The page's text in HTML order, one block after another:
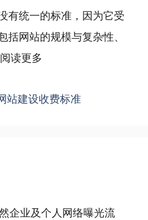
有统一的标准，因为它受
括网站的规模与复杂性、
阅读更多
站建设收费标准
企业及个人网络曝光流